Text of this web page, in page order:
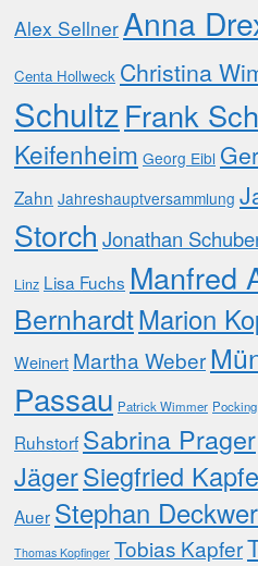
Alex SellnerAnna
Centa Hollweck Christina
SchultzFrank
Keifenheim Georg Eibl
Zahn Jahreshauptversammlung
Storch Jonathan
Linz Lisa Fuchs Manfred
BernhardtMarion
Weinert Martha Weber
Passau Patrick Wimmer Pocking
Ruhstorf Sabrina Prager
JägerSiegfried
Auer Stephan
Thomas Kopfinger Tobias Kapfer